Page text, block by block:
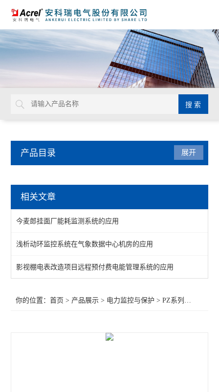
产品目录
防雷装置
频率电压紧急控制装置
备自投
剩余电流
展开
相关文章
今麦郎挂面厂能耗监测系统的应用
浅析动环监控系统在气象数据中心机房的应用
影视棚电表改造项目远程预付费电能管理系统的应用
你的位置：首页 > 产品展示 > 电力监控与保护 >PZ系列可编程智能电测仪表